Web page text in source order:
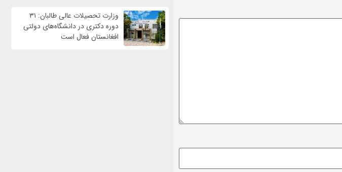
وزارت تحصیلات عالی طالبان: ۳۱
دوره دکتری در دانشگاه‌های دولتی
افغانستان فعال است